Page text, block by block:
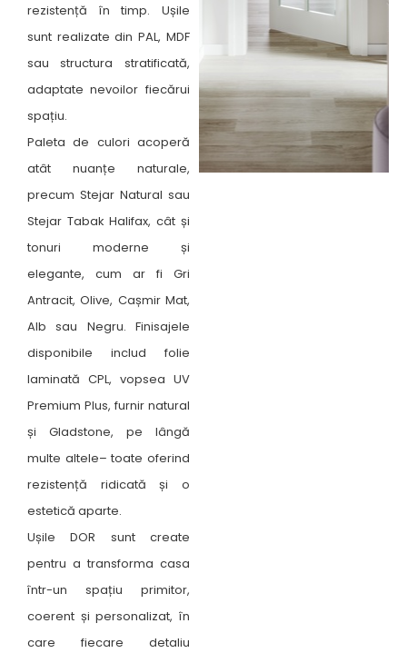
rezistență în timp. Ușile
sunt realizate din PAL, MDF
sau structura stratificată,
adaptate nevoilor fiecărui
spațiu.
Paleta de culori acoperă
atât nuanțe naturale,
precum Stejar Natural sau
Stejar Tabak Halifax, cât și
tonuri moderne și
elegante, cum ar fi Gri
Antracit, Olive, Cașmir Mat,
Alb sau Negru. Finisajele
disponibile includ folie
laminată CPL, vopsea UV
Premium Plus, furnir natural
și Gladstone, pe lângă
multe altele– toate oferind
rezistență ridicată și o
estetică aparte.
Ușile DOR sunt create
pentru a transforma casa
într-un spațiu primitor,
coerent și personalizat, în
care fiecare detaliu